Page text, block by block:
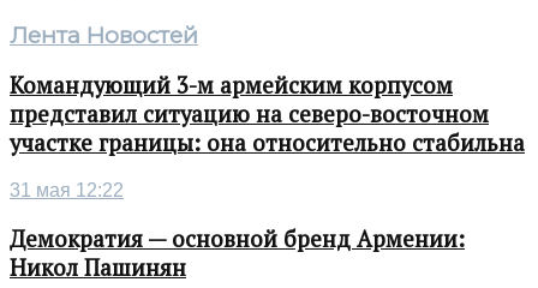
Лента Новостей
Командующий 3-м армейским корпусом
представил ситуацию на северо-восточном
участке границы: она относительно стабильна
31 мая 12:22
Демократия — основной бренд Армении:
Никол Пашинян